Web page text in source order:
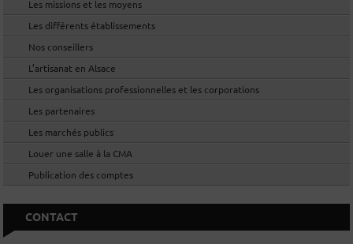
Les missions et les moyens
Les différents établissements
Nos conseillers
L’artisanat en Alsace
Les organisations professionnelles et les corporations
Les partenaires
Les marchés publics
Louer une salle à la CMA
Publication des comptes
CONTACT